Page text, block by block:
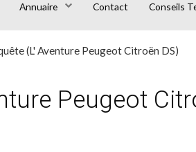
Annuaire Contact Conseils
(L' Aventure Peugeot Citroën DS)
Peugeot